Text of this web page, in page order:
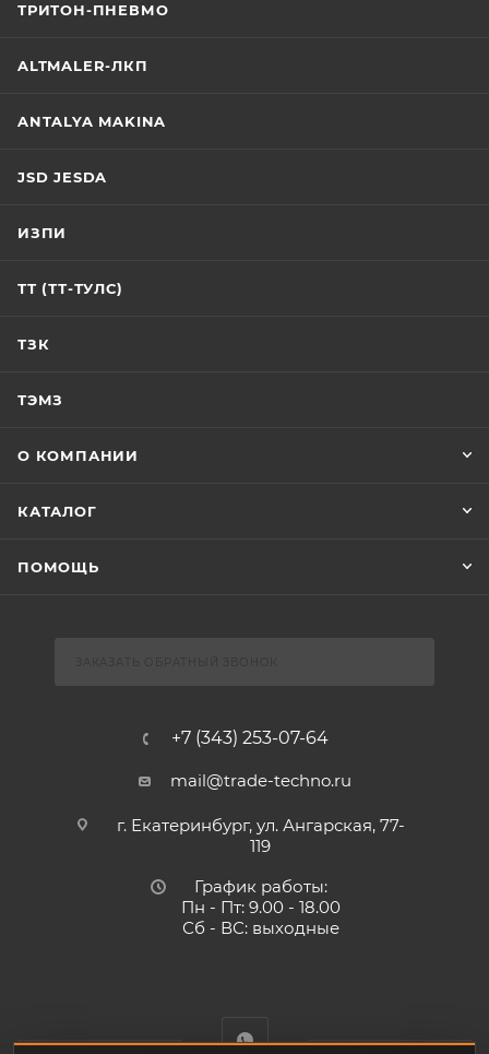
ТРИТОН-ПНЕВМО
ALTMALER-ЛКП
ANTALYA MAKINA
JSD JESDA
ИЗПИ
ТТ (ТТ-ТУЛС)
ТЗК
ТЭМЗ
О КОМПАНИИ
КАТАЛОГ
ПОМОЩЬ
+7 (343) 253-07-64
mail@trade-techno.ru
г. Екатеринбург, ул. Ангарская, 77-
119
График работы:
Пн - Пт: 9.00 - 18.00
Сб - ВС: выходные